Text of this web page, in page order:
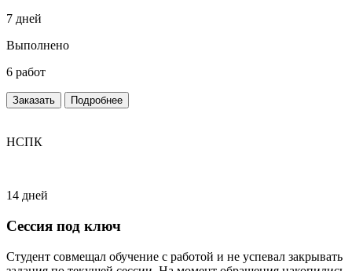
7 дней
Выполнено
6 работ
Заказать Подробнее
НСПК
14 дней
Сессия под ключ
Студент совмещал обучение с работой и не успевал закрывать